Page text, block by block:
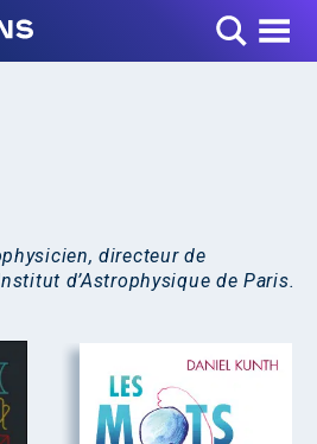
Toggle Menu
directeur de
d’Astrophysique de Paris.